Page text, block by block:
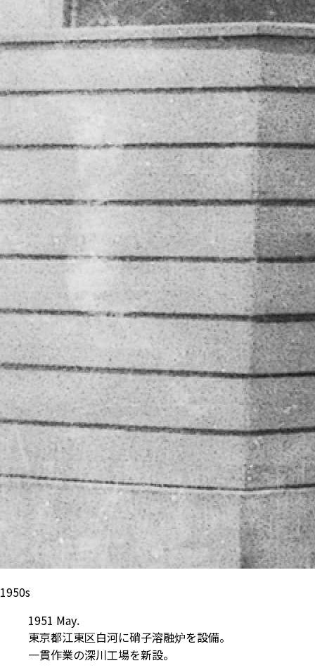
1950s
1951 May.
東京都江東区白河に硝子溶融炉を設備。
一貫作業の深川工場を新設。